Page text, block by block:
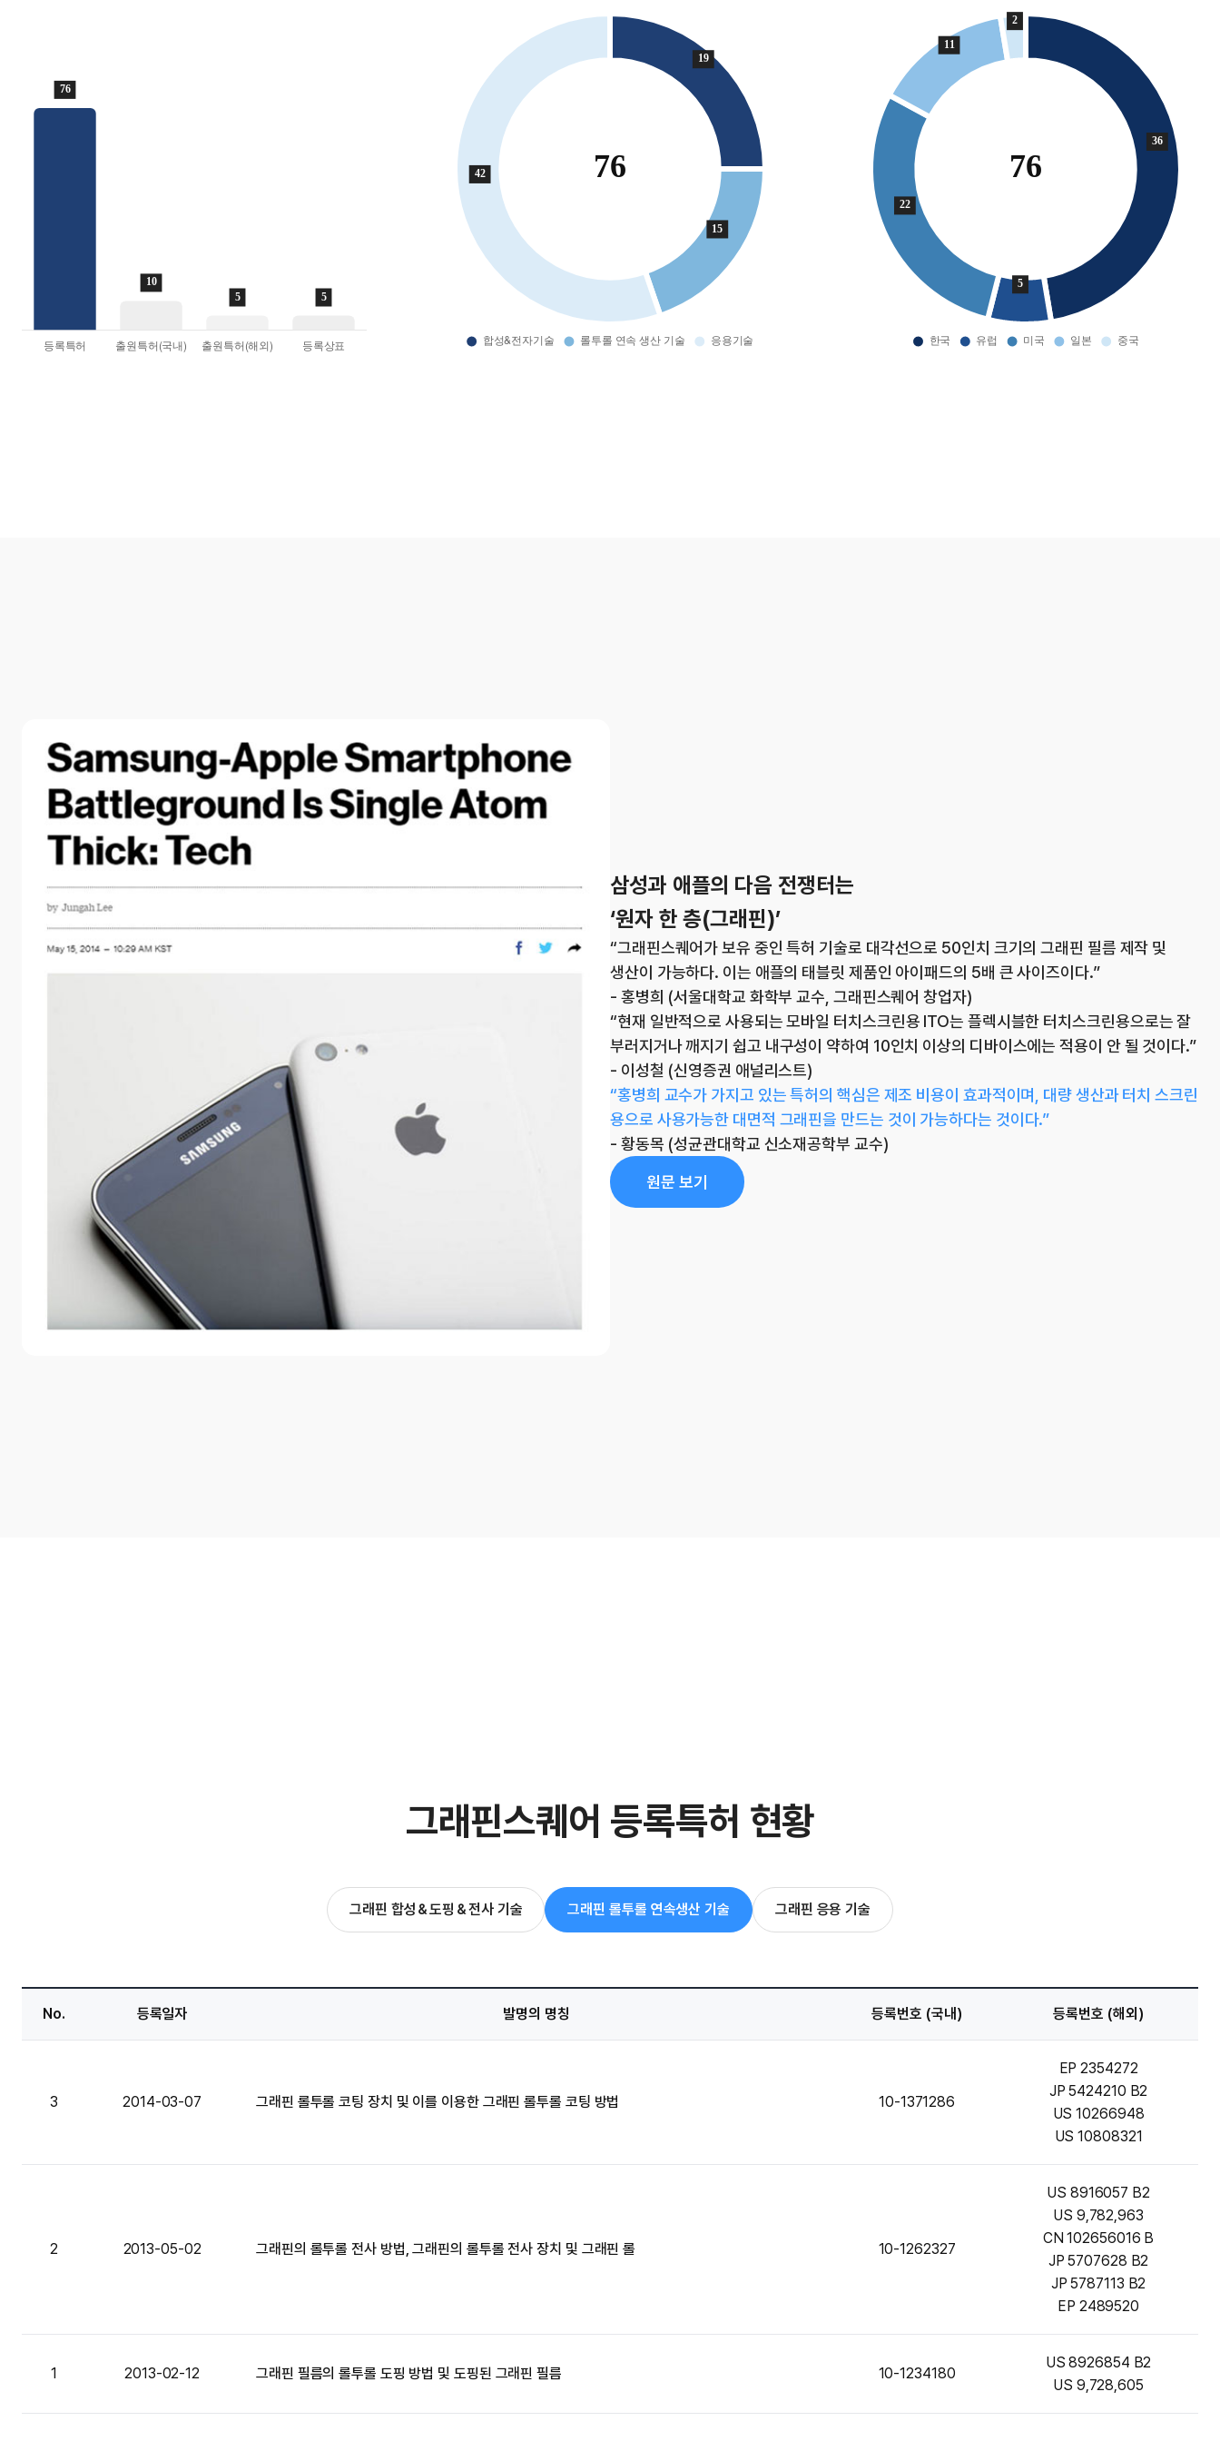
삼성과 애플의 다음 전쟁터는
‘원자 한 층(그래핀)’
“그래핀스퀘어가 보유 중인 특허 기술로 대각선으로 50인치 크기의 그래핀 필름 제작 및
생산이 가능하다. 이는 애플의 태블릿 제품인 아이패드의 5배 큰 사이즈이다.”
- 홍병희 (서울대학교 화학부 교수, 그래핀스퀘어 창업자)
“현재 일반적으로 사용되는 모바일 터치스크린용 ITO는 플렉시블한 터치스크린용으로는 잘
부러지거나 깨지기 쉽고 내구성이 약하여 10인치 이상의 디바이스에는 적용이 안 될 것이다.”
- 이성철 (신영증권 애널리스트)
“홍병희 교수가 가지고 있는 특허의 핵심은 제조 비용이 효과적이며, 대량 생산과 터치 스크린
용으로 사용가능한 대면적 그래핀을 만드는 것이 가능하다는 것이다.”
- 황동목 (성균관대학교 신소재공학부 교수)
원문 보기
그래핀스퀘 어 등록특허 현황
그래핀 합성＆도핑＆전사 기술 그래핀 롤투롤 연속생산 기술 그래핀 응용 기술
No. 등록일자 발명의 명칭 등록번호 (국내) 등록번호 (해외)
3 2014-03-07 그래핀 롤투롤 코팅 장치 및 이를 이용한 그래핀 롤투롤 코팅 방법 10-1371286
EP 2354272
JP 5424210 B2
US 10266948
US 10808321
2 2013-05-02 그래핀의 롤투롤 전사 방법, 그래핀의 롤투롤 전사 장치 및 그래핀 롤 10-1262327
US 8916057 B2
US 9,782,963
CN 102656016 B
JP 5707628 B2
JP 5787113 B2
EP 2489520
1 2013-02-12 그래핀 필름의 롤투롤 도핑 방법 및 도핑된 그래핀 필름 10-1234180
US 8926854 B2
US 9,728,605